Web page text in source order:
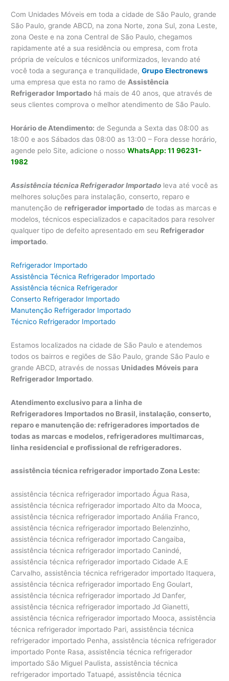
Com Unidades Móveis em toda a cidade de São Paulo, grande
São Paulo, grande ABCD, na zona Norte, zona Sul, zona Leste,
zona Oeste e na zona Central de São Paulo, chegamos
rapidamente até a sua residência ou empresa, com frota
própria de veículos e técnicos uniformizados, levando até
você toda a segurança e tranquilidade,Grupo Electronews
uma empresa que esta no ramo de Assistência
Refrigerador Importado há mais de 40 anos, que através de
seus clientes comprova o melhor atendimento de São Paulo.
Horário de Atendimento: de Segunda a Sexta das 08:00 as
18:00 e aos Sábados das 08:00 as 13:00 – Fora desse horário,
agende pelo Site, adicione o nossoWhatsApp: 11 96231-
1982
Assistência técnica Refrigerador Importado leva até você as
melhores soluções para instalação, conserto, reparo e
manutenção de refrigerador importado de todas as marcas e
modelos, técnicos especializados e capacitados para resolver
qualquer tipo de defeito apresentado em seu Refrigerador
importado.
Refrigerador Importado
Assistência Técnica Refrigerador Importado
Assistência técnica Refrigerador
Conserto Refrigerador Importado
Manutenção Refrigerador Importado
Técnico Refrigerador Importado
Estamos localizados na cidade de São Paulo e atendemos
todos os bairros e regiões de São Paulo, grande São Paulo e
grande ABCD, através de nossas Unidades Móveis para
Refrigerador Importado.
Atendimento exclusivo para a linha de
Refrigeradores Importados no Brasil, instalação, conserto,
reparo e manutenção de: refrigeradores importados de
todas as marcas e modelos, refrigeradores multimarcas,
linha residencial e profissional de refrigeradores.
assistência técnica refrigerador importado Zona Leste:
assistência técnica refrigerador importado Água Rasa,
assistência técnica refrigerador importado Alto da Mooca,
assistência técnica refrigerador importado Anália Franco,
assistência técnica refrigerador importado Belenzinho,
assistência técnica refrigerador importado Cangaiba,
assistência técnica refrigerador importado Canindé,
assistência técnica refrigerador importado Cidade A.E
Carvalho, assistência técnica refrigerador importado Itaquera,
assistência técnica refrigerador importado Eng Goulart,
assistência técnica refrigerador importado Jd Danfer,
assistência técnica refrigerador importado Jd Gianetti,
assistência técnica refrigerador importado Mooca, assistência
técnica refrigerador importado Pari, assistência técnica
refrigerador importado Penha, assistência técnica refrigerador
importado Ponte Rasa, assistência técnica refrigerador
importado São Miguel Paulista, assistência técnica
refrigerador importado Tatuapé, assistência técnica